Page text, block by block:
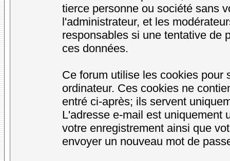
tierce personne ou société sans
l'administrateur, et les
responsables si une tentative de
ces données.
Ce forum utilise les cookies pour
ordinateur. Ces cookies ne
entré ci-après; ils servent
L'adresse e-mail est uniquement
votre enregistrement ainsi que
envoyer un nouveau mot de